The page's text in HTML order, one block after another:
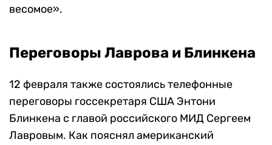
весомое».
Переговоры Лаврова и Блинкена
12 февраля также состоялись телефонные
переговоры госсекретаря США Энтони
Блинкена с главой российского МИД Сергеем
Лавровым. Как пояснял американский